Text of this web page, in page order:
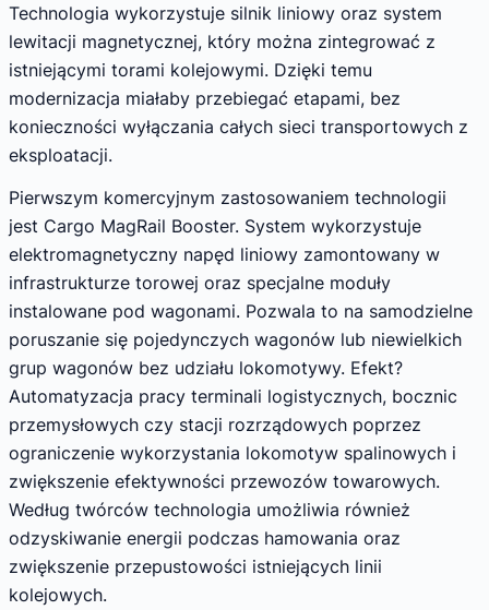
Technologia wykorzystuje silnik liniowy oraz system
lewitacji magnetycznej, który można zintegrować z
istniejącymi torami kolejowymi. Dzięki temu
modernizacja miałaby przebiegać etapami, bez
konieczności wyłączania całych sieci transportowych z
eksploatacji.
Pierwszym komercyjnym zastosowaniem technologii
jest Cargo MagRail Booster. System wykorzystuje
elektromagnetyczny napęd liniowy zamontowany w
infrastrukturze torowej oraz specjalne moduły
instalowane pod wagonami. Pozwala to na samodzielne
poruszanie się pojedynczych wagonów lub niewielkich
grup wagonów bez udziału lokomotywy. Efekt?
Automatyzacja pracy terminali logistycznych, bocznic
przemysłowych czy stacji rozrządowych poprzez
ograniczenie wykorzystania lokomotyw spalinowych i
zwiększenie efektywności przewozów towarowych.
Według twórców technologia umożliwia również
odzyskiwanie energii podczas hamowania oraz
zwiększenie przepustowości istniejących linii
kolejowych.